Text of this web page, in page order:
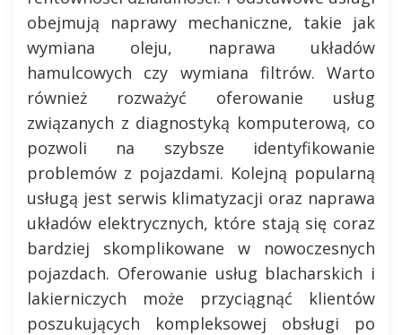
obejmują naprawy mechaniczne, takie jak
wymiana oleju, naprawa układów
hamulcowych czy wymiana filtrów. Warto
również rozważyć oferowanie usług
związanych z diagnostyką komputerową, co
pozwoli na szybsze identyfikowanie
problemów z pojazdami. Kolejną popularną
usługą jest serwis klimatyzacji oraz naprawa
układów elektrycznych, które stają się coraz
bardziej skomplikowane w nowoczesnych
pojazdach. Oferowanie usług blacharskich i
lakierniczych może przyciągnąć klientów
poszukujących kompleksowej obsługi po